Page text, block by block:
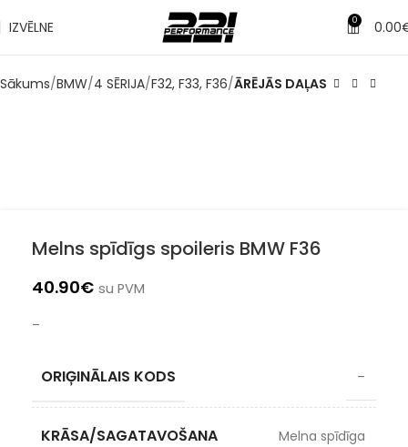
IZVĒLNE 0 0.00
Sākums BMW 4 SĒRIJA F32, F33, F36 ĀRĒJĀS DAĻAS
Melns spīdīgs spoileris BMW F36
40.90€ su PVM
–
ORIĢINĀLAIS KODS –
KRĀSA/SAGATAVOŠANA Melna spīdīga
✔Piegāde pēc 1-3 d.d.